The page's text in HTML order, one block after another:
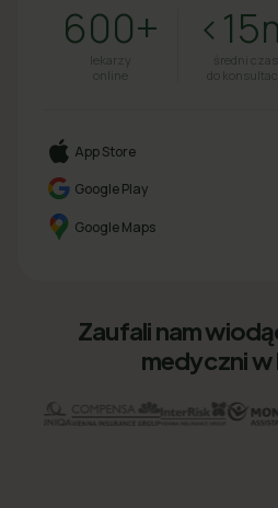
600+
lekarzy
online
średni czas
do
App Store
Google Play
Google Maps
Zaufali nam
medyczni w